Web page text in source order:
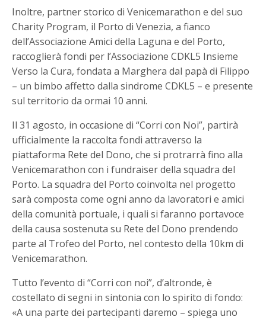
Inoltre, partner storico di Venicemarathon e del suo
Charity Program, il Porto di Venezia, a fianco
dell’Associazione Amici della Laguna e del Porto,
raccoglierà fondi per l’Associazione CDKL5 Insieme
Verso la Cura, fondata a Marghera dal papà di Filippo
– un bimbo affetto dalla sindrome CDKL5 – e presente
sul territorio da ormai 10 anni.
Il 31 agosto, in occasione di “Corri con Noi”, partirà
ufficialmente la raccolta fondi attraverso la
piattaforma Rete del Dono, che si protrarrà fino alla
Venicemarathon con i fundraiser della squadra del
Porto. La squadra del Porto coinvolta nel progetto
sarà composta come ogni anno da lavoratori e amici
della comunità portuale, i quali si faranno portavoce
della causa sostenuta su Rete del Dono prendendo
parte al Trofeo del Porto, nel contesto della 10km di
Venicemarathon.
Tutto l’evento di “Corri con noi”, d’altronde, è
costellato di segni in sintonia con lo spirito di fondo:
«A una parte dei partecipanti daremo – spiega uno